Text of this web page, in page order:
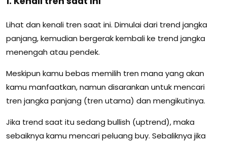
Lihat dan kenali tren saat ini. Dimulai dari trend jangka
panjang, kemudian bergerak kembali ke trend jangka
menengah atau pendek.
Meskipun kamu bebas memilih tren mana yang akan
kamu manfaatkan, namun disarankan untuk mencari
tren jangka panjang (tren utama) dan mengikutinya.
Jika trend saat itu sedang bullish (uptrend), maka
sebaiknya kamu mencari peluang buy. Sebaliknya jika